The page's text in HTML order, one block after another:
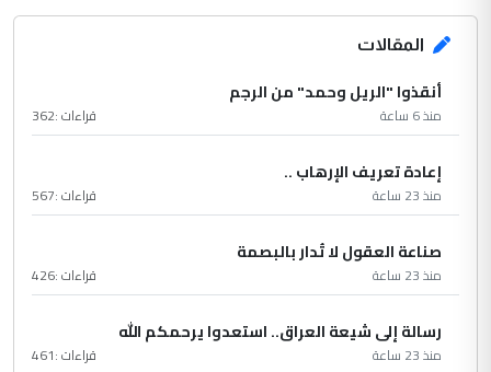
المقالات
أنقذوا "الريل وحمد" من الرجم
منذ 6 ساعة قراءات :362
إعادة تعريف الإرهاب ..
منذ 23 ساعة قراءات :567
صناعة العقول لا تُدار بالبصمة
منذ 23 ساعة قراءات :426
رسالة إلى شيعة العراق.. استعدوا يرحمكم الله
منذ 23 ساعة قراءات :461